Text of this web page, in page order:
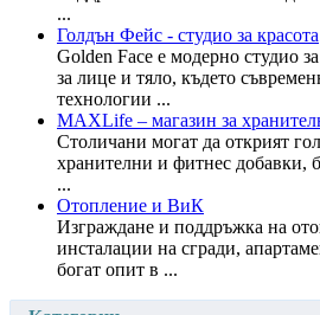
...
Голдън Фейс - студио за красота
Golden Face е модерно студио
за лице и тяло, където
технологии ...
MAXLife – магазин за
Столичани могат да открият
хранителни и фитнес добавки,
...
Отопление и ВиК
Изграждане и поддръжка на
инсталации на сгради,
богат опит в ...